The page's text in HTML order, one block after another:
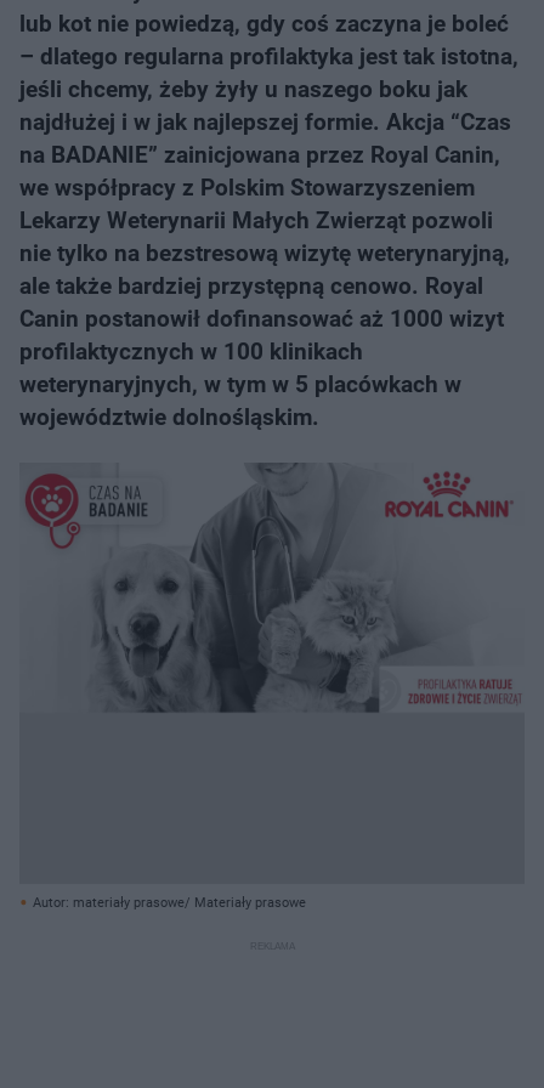
lub kot nie powiedzą, gdy coś zaczyna je boleć
– dlatego regularna profilaktyka jest tak istotna,
jeśli chcemy, żeby żyły u naszego boku jak
najdłużej i w jak najlepszej formie. Akcja “Czas
na BADANIE” zainicjowana przez Royal Canin,
we współpracy z Polskim Stowarzyszeniem
Lekarzy Weterynarii Małych Zwierząt pozwoli
nie tylko na bezstresową wizytę weterynaryjną,
ale także bardziej przystępną cenowo. Royal
Canin postanowił dofinansować aż 1000 wizyt
profilaktycznych w 100 klinikach
weterynaryjnych, w tym w 5 placówkach w
województwie dolnośląskim.
Autor: materiały prasowe/ Materiały prasowe